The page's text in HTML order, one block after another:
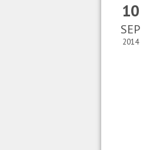
10
SEP
2014